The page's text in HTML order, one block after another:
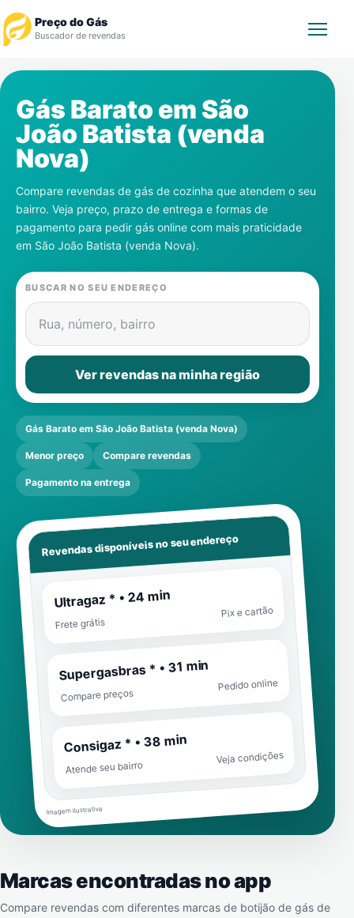
Preço do Gás
Buscador de revendas
Revendedor
Notícias
Cadastre-se
Gás
Contatos
Gás Barato em São
João Batista (venda
Nova)
Compare revendas de gás de cozinha que atendem o seu
bairro. Veja preço, prazo de entrega e formas de
pagamento para pedir gás online com mais praticidade
em São João Batista (venda Nova).
BUSCAR NO SEU ENDEREÇO
Rua, número, bairro
Ver revendas na minha região
Gás Barato em São João Batista (venda Nova)
Menor preço Compare revendas
Pagamento na entrega
Revendas disponíveis no seu endereço
Ultragaz * • 24 min
Frete grátis
Pix e cartão
Supergasbras * • 31 min
Compare preços
Pedido online
Consigaz * • 38 min
Atende seu bairro
Veja condições
Imagem ilustrativa
Marcas encontradas no app
Compare revendas com diferentes marcas de botijão de gás de